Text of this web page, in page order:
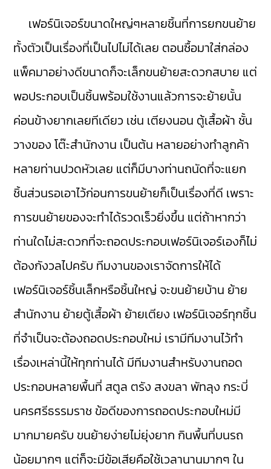
เฟอร์นิเจอร์ขนาดใหญ่ๆหลายชิ้นที่การยกขนย้าย
ทั้งตัวเป็นเรื่องที่เป็นไปไม่ได้เลย ตอนซื้อมาใส่กล่อง
แพ็คมาอย่างดีขนาดก็จะเล็กขนย้ายสะดวกสบาย แต่
พอประกอบเป็นชิ้นพร้อมใช้งานแล้วการจะย้ายนั้น
ค่อนข้างยากเลยทีเดียว เช่น เตียงนอน ตู้เสื้อผ้า ชั้น
วางของ โต๊ะสำนักงาน เป็นต้น หลายอย่างทำลูกค้า
หลายท่านปวดหัวเลย แต่ก็มีบางท่านถนัดที่จะแยก
ชิ้นส่วนรอเอาไว้ก่อนการขนย้ายก็เป็นเรื่องที่ดี เพราะ
การขนย้ายของจะทำได้รวดเร็วยิ่งขึ้น แต่ถ้าหากว่า
ท่านใดไม่สะดวกที่จะถอดประกอบเฟอร์นิเจอร์เองก็ไม่
ต้องกังวลไปครับ ทีมงานของเราจัดการให้ได้
เฟอร์นิเจอร์ชิ้นเล็กหรือชิ้นใหญ่ จะขนย้ายบ้าน ย้าย
สำนักงาน ย้ายตู้เสื้อผ้า ย้ายเตียง เฟอร์นิเจอร์ทุกชิ้น
ที่จำเป็นจะต้องถอดประกอบใหม่ เรามีทีมงานไว้ทำ
เรื่องเหล่านี้ให้ทุกท่านได้ มีทีมงานสำหรับงานถอด
ประกอบหลายพื้นที่ สตูล ตรัง สงขลา พัทลุง กระบี่
นครศรีธรรมราช ข้อดีของการถอดประกอบใหม่มี
มากมายครับ ขนย้ายง่ายไม่ยุ่งยาก กินพื้นที่บนรถ
น้อยมากๆ แต่ก็จะมีข้อเสียคือใช้เวลานานมากๆ ใน